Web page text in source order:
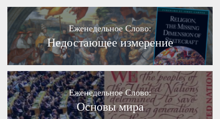
Еженедельное Слово:
Недостающее измерение
Еженедельное Слово:
Основы мира